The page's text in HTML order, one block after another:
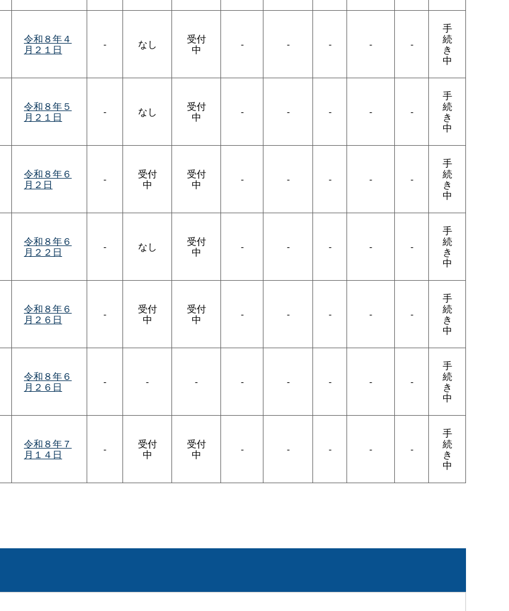
令和８年４
月２１日 - なし 受付
中 - - - - -
手
続
き
中
令和８年５
月２１日 - なし 受付
中 - - - - -
手
続
き
中
令和８年６
月２日 - 受付
中
受付
中 - - - - -
手
続
き
中
令和８年６
月２２日 - なし 受付
中 - - - - -
手
続
き
中
令和８年６
月２６日 - 受付
中
受付
中 - - - - -
手
続
き
中
令和８年６
月２６日 - - - - - - - -
手
続
き
中
令和８年７
月１４日 - 受付
中
受付
中 - - - - -
手
続
き
中